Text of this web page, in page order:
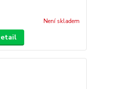
Není skladem